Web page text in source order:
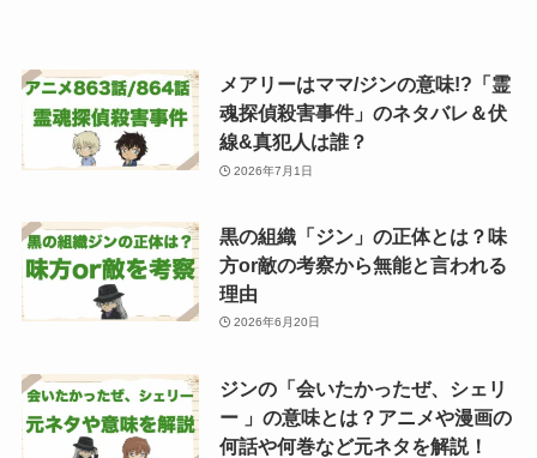
メアリーはママ/ジンの意味!?「霊
魂探偵殺害事件」のネタバレ＆伏
線&真犯人は誰？
2026年7月1日
黒の組織「ジン」の正体とは？味
方or敵の考察から無能と言われる
理由
2026年6月20日
ジンの「会いたかったぜ、シェリ
ー 」の意味とは？アニメや漫画の
何話や何巻など元ネタを解説！